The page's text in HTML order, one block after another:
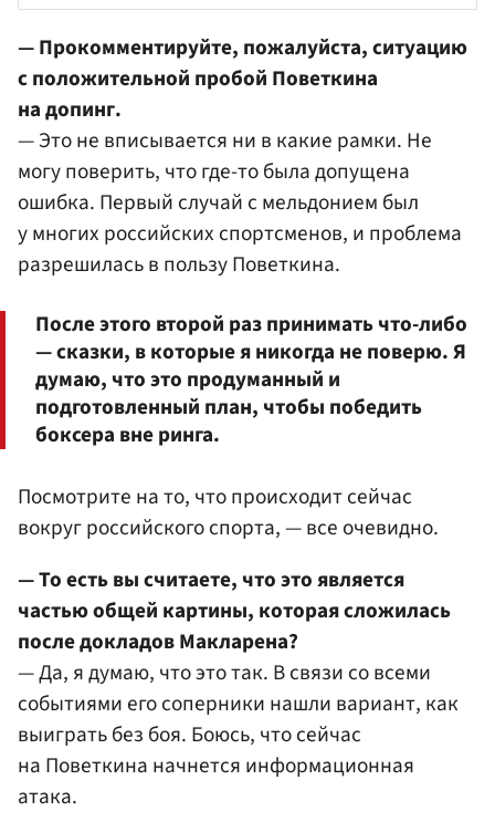
— Прокомментируйте, пожалуйста, ситуацию
с положительной пробой Поветкина
на допинг.
— Это не вписывается ни в какие рамки. Не
могу поверить, что где-то была допущена
ошибка. Первый случай с мельдонием был
у многих российских спортсменов, и проблема
разрешилась в пользу Поветкина.
После этого второй раз принимать что-либо
— сказки, в которые я никогда не поверю. Я
думаю, что это продуманный и
подготовленный план, чтобы победить
боксера вне ринга.
Посмотрите на то, что происходит сейчас
вокруг российского спорта, — все очевидно.
— То есть вы считаете, что это является
частью общей картины, которая сложилась
после докладов Макларена?
— Да, я думаю, что это так. В связи со всеми
событиями его соперники нашли вариант, как
выиграть без боя. Боюсь, что сейчас
на Поветкина начнется информационная
атака.